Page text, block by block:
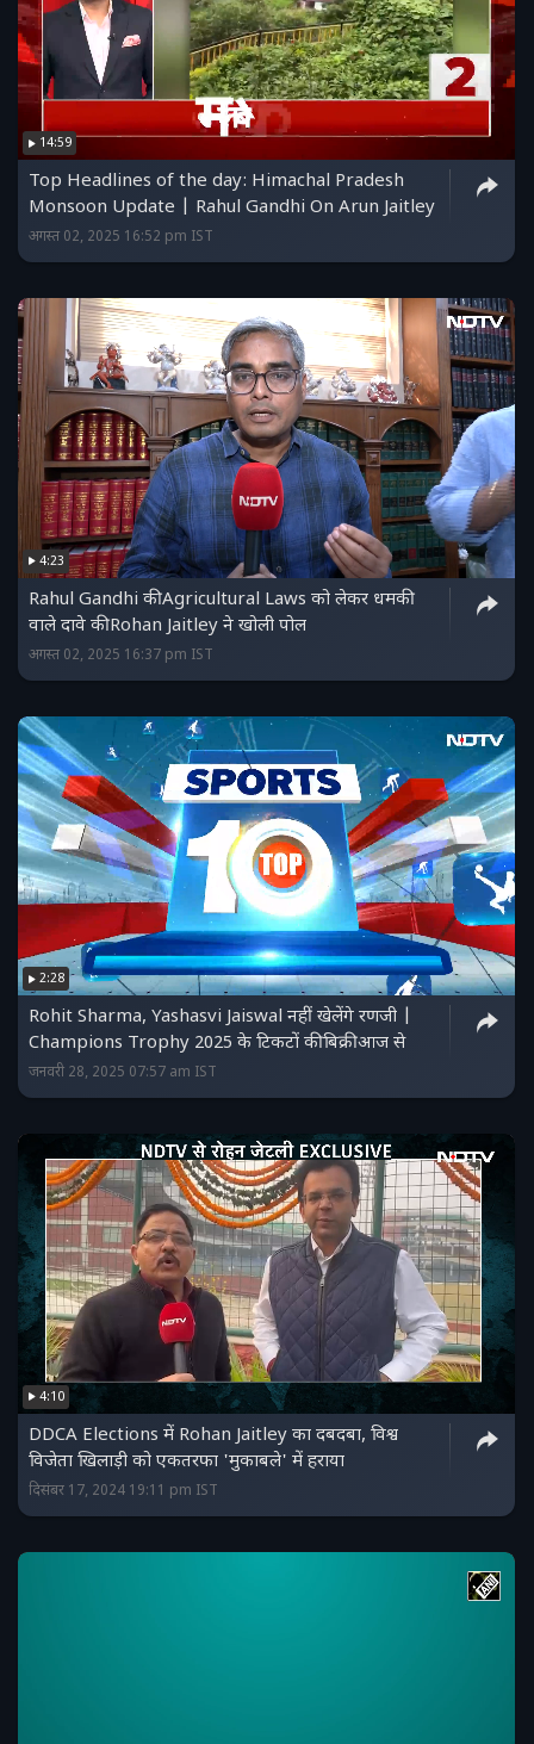
14:59
Top Headlines of the day: Himachal Pradesh
Monsoon Update | Rahul Gandhi On Arun Jaitley
अगस्त 02, 2025 16:52 pm IST
4:23
Rahul Gandhi की Agricultural Laws को लेकर धमकी
वाले दावे की Rohan Jaitley ने खोली पोल
अगस्त 02, 2025 16:37 pm IST
2:28
Rohit Sharma, Yashasvi Jaiswal नहीं खेलेंगे रणजी |
Champions Trophy 2025 के टिकटों की बिक्री आज से
जनवरी 28, 2025 07:57 am IST
4:10
DDCA Elections में Rohan Jaitley का दबदबा, विश्व
विजेता खिलाड़ी को एकतरफा 'मुकाबले' में हराया
दिसंबर 17, 2024 19:11 pm IST